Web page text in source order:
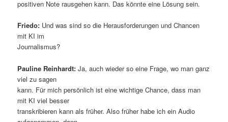
positiven Note rausgehen kann. Das könnte eine Lösung sein.
Friedo: Und was sind so die Herausforderungen und Chancen
mit KI im
Journalismus?
Pauline Reinhardt: Ja, auch wieder so eine Frage, wo man ganz
viel zu sagen
kann. Für mich persönlich ist eine wichtige Chance, dass man
mit KI viel besser
transkribieren kann als früher. Also früher habe ich ein Audio